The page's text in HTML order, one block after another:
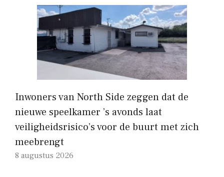
Inwoners van North Side zeggen dat de
nieuwe speelkamer ’s avonds laat
veiligheidsrisico’s voor de buurt met zich
meebrengt
8 augustus 2026